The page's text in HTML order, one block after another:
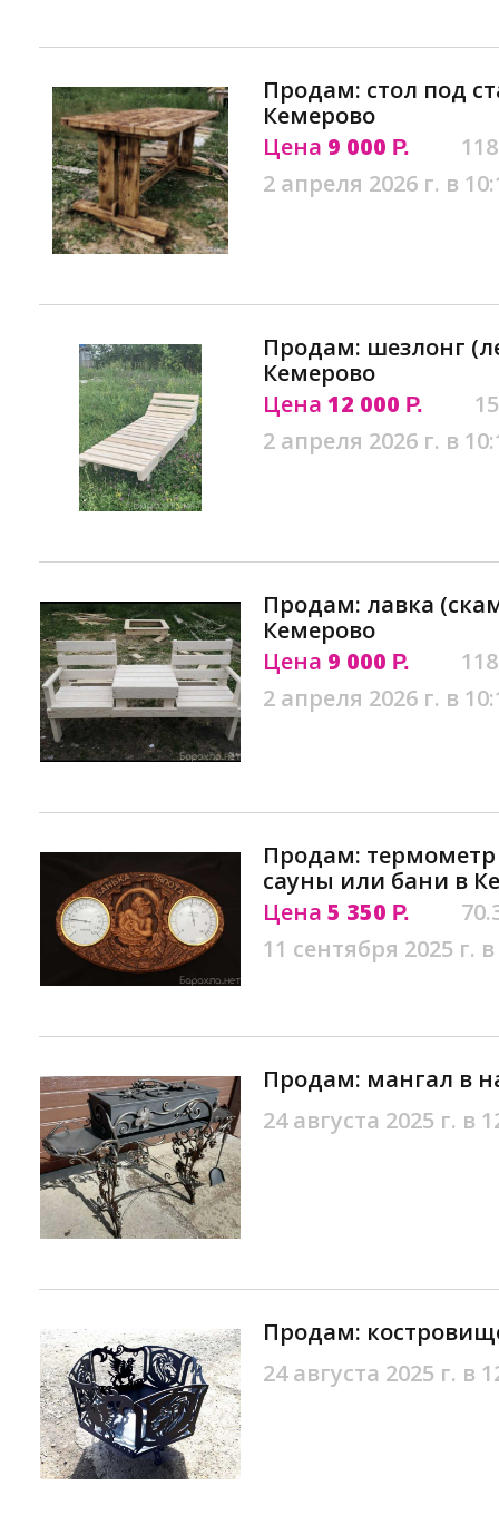
Продам: стол под
Кемерово
Цена 9 000 Р.
2 апреля 2026 г. в
Продам: шезлонг
Кемерово
Цена 12 000 Р.
2 апреля 2026 г. в
Продам: лавка
Кемерово
Цена 9 000 Р.
2 апреля 2026 г. в
Продам:
сауны или бани в
Цена 5 350 Р.
11 сентября 2025 г.
Продам: мангал в
24 августа 2025 г. в
Продам:
24 августа 2025 г. в